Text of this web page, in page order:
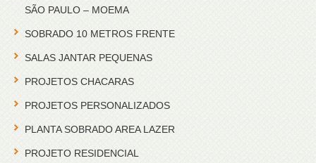
SÃO PAULO – MOEMA
SOBRADO 10 METROS FRENTE
SALAS JANTAR PEQUENAS
PROJETOS CHACARAS
PROJETOS PERSONALIZADOS
PLANTA SOBRADO AREA LAZER
PROJETO RESIDENCIAL